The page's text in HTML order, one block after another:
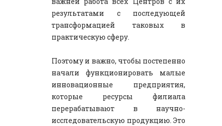
результатами с последующей
трансформацией таковых в
практическую сферу.
Поэтому и важно, чтобы постепенно
начали функционировать малые
инновационные предприятия,
которые ресурсы филиала
перерабатывают в научно-
исследовательскую продукцию. Это